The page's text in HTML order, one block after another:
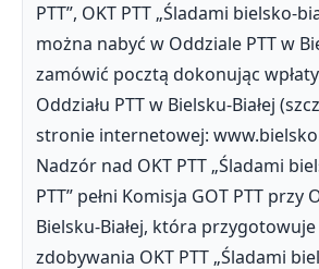
PTT”, OKT PTT „Śladami bielsko-
można nabyć w Oddziale PTT w
zamówić pocztą dokonując
Oddziału PTT w Bielsku-Białej
stronie internetowej:
Nadzór nad OKT PTT „Śladami
PTT” pełni Komisja GOT PTT przy
Bielsku-Białej, która
zdobywania OKT PTT „Śladami